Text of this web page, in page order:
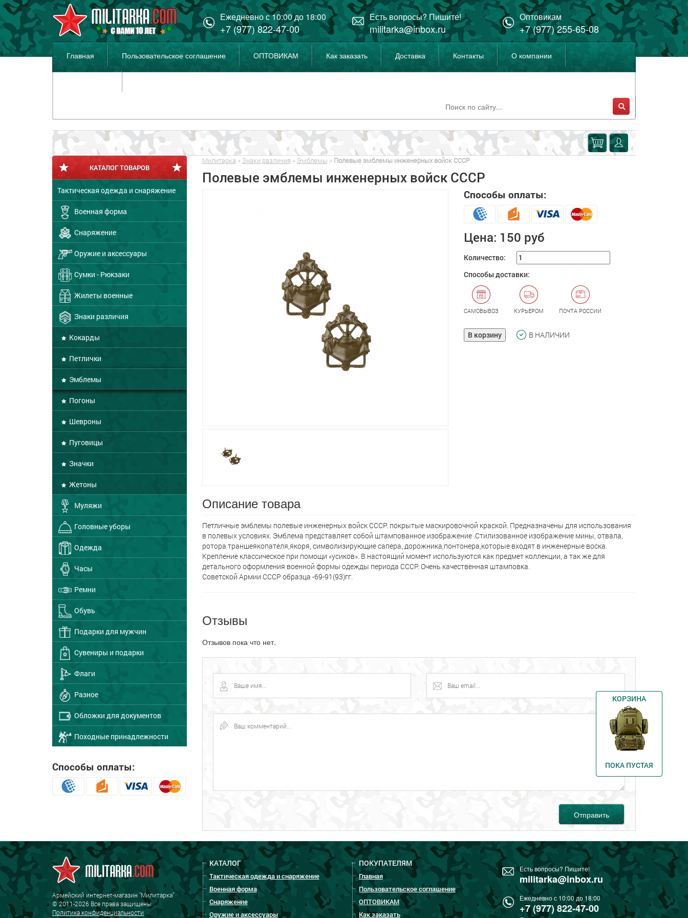
Ежедневно с 10:00 до 18:00
+7 (977) 822-47-00
Есть вопросы? Пишите!
militarka@inbox.ru
Оптовикам
+7 (977) 255-65-08
Главная Пользовательское соглашение ОПТОВИКАМ Как заказать Доставка Контакты О компании
КАТАЛОГ ТОВАРОВ
Тактическая одежда и снаряжение
Военная форма
Снаряжение
Оружие и аксессуары
Сумки - Рюкзаки
Жилеты военные
Знаки различия
Кокарды
Петлички
Эмблемы
Погоны
Шевроны
Пуговицы
Значки
Жетоны
Муляжи
Головные уборы
Одежда
Часы
Ремни
Обувь
Подарки для мужчин
Сувениры и подарки
Флаги
Разное
Обложки для документов
Походные принадлежности
Способы оплаты:
Милитарка » Знаки различия » Эмблемы » Полевые эмблемы инженерных войск СССР
Полевые эмблемы инженерных войск СССР
Способы оплаты:
Цена: 150 руб
Количество:
Способы доставки:
САМОВЫВОЗ КУРЬЕРОМ ПОЧТА РОССИИ
В корзину В НАЛИЧИИ
Описание товара
Петличные эмблемы полевые инженерных войск СССР. покрытые маскировочной краской. Предназначены для использования
в полевых условиях. Эмблема представляет собой штампованное изображение .Стилизованное изображение мины, отвала,
ротора траншеякопателя,якоря, символизирующие сапера, дорожника,понтонера,которые входят в инженерные воска.
Крепление классическое при помощи «усиков». В настоящий момент используются как предмет коллекции, а так же для
детального оформления военной формы одежды периода СССР. Очень качественная штамповка.
Советской Армии СССР образца -69-91(93)гг.
Отзывы
Отзывов пока что нет.
Отправить
Есть вопросы? Пишите!
militarka@inbox.ru
Ежедневно с 10:00 до 18:00
+7 (977) 822-47-00
КАТАЛОГ
Тактическая одежда и снаряжение
Военная форма
Снаряжение
Оружие и аксессуары
ПОКУПАТЕЛЯМ
Главная
Пользовательское соглашение
ОПТОВИКАМ
Как заказать
Армейский интернет-магазин "Милитарка"
© 2011-2026 Все права защищены
Политика конфиденциальности
КОРЗИНА
ПОКА ПУСТАЯ